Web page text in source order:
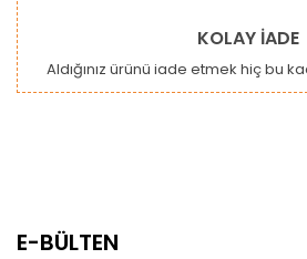
KOLAY İADE
Aldığınız ürünü iade etmek hiç bu
E-BÜLTEN